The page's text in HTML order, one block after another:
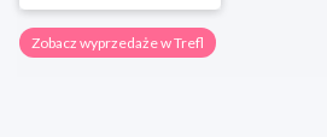
Zobacz wyprzedaże w Trefl